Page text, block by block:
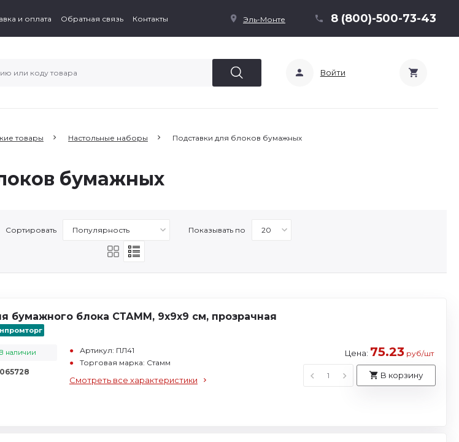
и оплата Обратная связь Контакты Эль-Монте 8 (800)-500-73-43
Войти
товары Настольные наборы Подставки для блоков бумажных
бумажных
Сортировать Показывать по
бумажного блока СТАММ, 9х9х9 см, прозрачная
В наличии
Артикул: ПЛ41
Торговая марка: Стамм
Смотреть все характеристики
Цена: 75.23 руб/шт
В корзину